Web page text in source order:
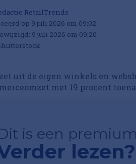
RetailTrends
op 9 juli 2026 om 09:02
9 juli 2026 om 09:20
uit de eigen winkels en
met 19 procent
is een
lezen?